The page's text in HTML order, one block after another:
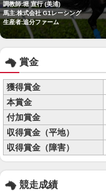
調教師:堀 宣行 (美浦)
馬主:株式会社 G1レーシング
生産者:追分ファーム
賞金
獲得賞金
本賞金
付加賞金
収得賞金（平地）
収得賞金（障害）
競走成績